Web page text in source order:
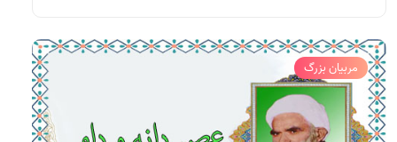
مربیان بزرگ